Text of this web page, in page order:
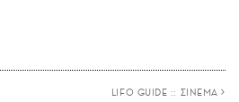
LIFO GUIDE :: ΣΙΝΕΜΑ